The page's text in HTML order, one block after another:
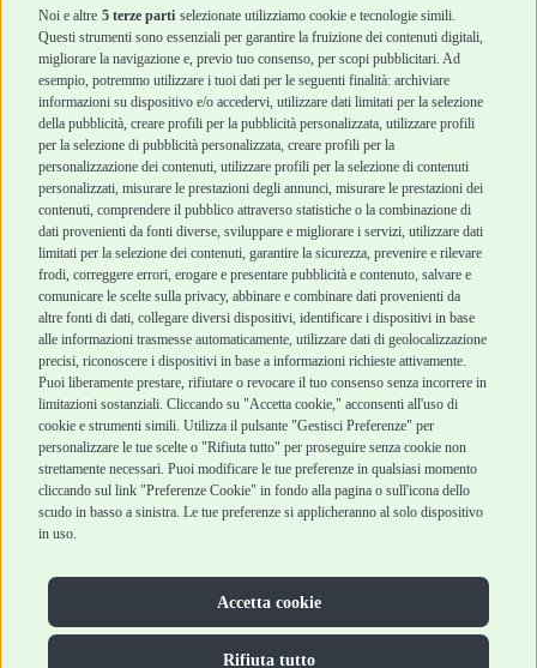
Noi e altre 5 terze parti selezionate utilizziamo cookie e tecnologie simili.
Questi strumenti sono essenziali per garantire la fruizione dei contenuti digitali,
migliorare la navigazione e, previo tuo consenso, per scopi pubblicitari. Ad
esempio, potremmo utilizzare i tuoi dati per le seguenti finalità: archiviare
informazioni su dispositivo e/o accedervi, utilizzare dati limitati per la selezione
della pubblicità, creare profili per la pubblicità personalizzata, utilizzare profili
per la selezione di pubblicità personalizzata, creare profili per la
personalizzazione dei contenuti, utilizzare profili per la selezione di contenuti
personalizzati, misurare le prestazioni degli annunci, misurare le prestazioni dei
contenuti, comprendere il pubblico attraverso statistiche o la combinazione di
dati provenienti da fonti diverse, sviluppare e migliorare i servizi, utilizzare dati
limitati per la selezione dei contenuti, garantire la sicurezza, prevenire e rilevare
frodi, correggere errori, erogare e presentare pubblicità e contenuto, salvare e
comunicare le scelte sulla privacy, abbinare e combinare dati provenienti da
altre fonti di dati, collegare diversi dispositivi, identificare i dispositivi in base
alle informazioni trasmesse automaticamente, utilizzare dati di geolocalizzazione
precisi, riconoscere i dispositivi in base a informazioni richieste attivamente.
Puoi liberamente prestare, rifiutare o revocare il tuo consenso senza incorrere in
limitazioni sostanziali. Cliccando su "Accetta cookie," acconsenti all'uso di
cookie e strumenti simili. Utilizza il pulsante "Gestisci Preferenze" per
personalizzare le tue scelte o "Rifiuta tutto" per proseguire senza cookie non
strettamente necessari. Puoi modificare le tue preferenze in qualsiasi momento
cliccando sul link "Preferenze Cookie" in fondo alla pagina o sull'icona dello
scudo in basso a sinistra. Le tue preferenze si applicheranno al solo dispositivo
in uso.
Accetta cookie
Rifiuta tutto
Accessori
Cani Mini
Top Quality
Accessori
Top Quality
Robinson Pet Shop
Chi siamo
Punti vendita
Marchi
Blog
Assistenza Robinson
Pet Shop
Offerte
Promozioni
Recensioni Feedaty
Acquisti sicuri
Termini e condizioni
di vendita
Cashback
Metodi di
pagamento
Recesso e Reso
Spedizioni
Robinson Pet Shop S.r.l.
Via V. Giovanni Schiaparelli, 21 – 47122 Forlì (FC)
P.iva 04095130409 | REA: FO 329541
info@robinsonpetshop.it | Tel. 0543 096850
Copyright © 2025 Robinsonpetshop.it s.r.l. – Tutti i diritti
Privacy Policy|Cookie Policy